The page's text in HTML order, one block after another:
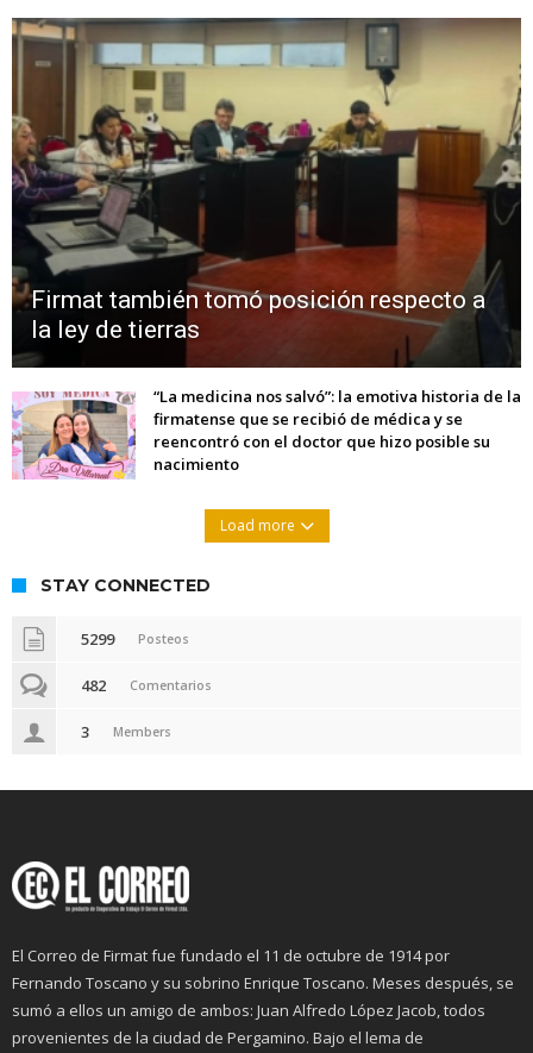
Firmat también tomó posición respecto a
la ley de tierras
“La medicina nos salvó”: la emotiva historia de la
firmatense que se recibió de médica y se
reencontró con el doctor que hizo posible su
nacimiento
Load more
STAY CONNECTED
5299 Posteos
482 Comentarios
3 Members
El Correo de Firmat fue fundado el 11 de octubre de 1914 por
Fernando Toscano y su sobrino Enrique Toscano. Meses después, se
sumó a ellos un amigo de ambos: Juan Alfredo López Jacob, todos
provenientes de la ciudad de Pergamino. Bajo el lema de